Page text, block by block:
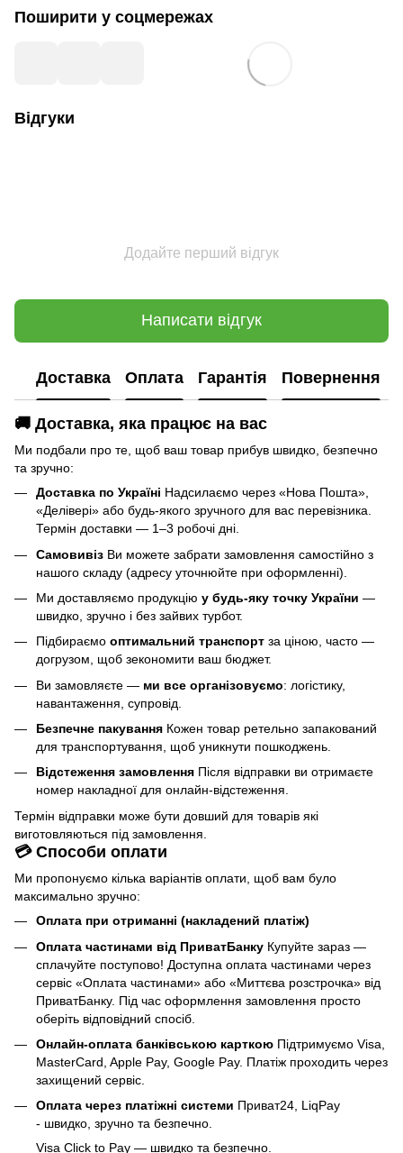
Поширити у соцмережах
Відгуки
Додайте перший відгук
Написати відгук
Доставка Оплата Гарантія Повернення
🚚 Доставка, яка працює на вас
Ми подбали про те, щоб ваш товар прибув швидко, безпечно
та зручно:
Доставка по Україні Надсилаємо через «Нова Пошта»,
«Делівері» або будь-якого зручного для вас перевізника.
Термін доставки — 1–3 робочі дні.
Самовивіз Ви можете забрати замовлення самостійно з
нашого складу (адресу уточнюйте при оформленні).
Ми доставляємо продукцію у будь-яку точку України —
швидко, зручно і без зайвих турбот.
Підбираємо оптимальний транспорт за ціною, часто —
догрузом, щоб зекономити ваш бюджет.
Ви замовляєте — ми все організовуємо: логістику,
навантаження, супровід.
Безпечне пакування Кожен товар ретельно запакований
для транспортування, щоб уникнути пошкоджень.
Відстеження замовлення Після відправки ви отримаєте
номер накладної для онлайн-відстеження.
Термін відправки може бути довший для товарів які
виготовляються під замовлення.
💳 Способи оплати
Ми пропонуємо кілька варіантів оплати, щоб вам було
максимально зручно:
Оплата при отриманні (накладений платіж)
Оплата частинами від ПриватБанку Купуйте зараз —
сплачуйте поступово! Доступна оплата частинами через
сервіс «Оплата частинами» або «Миттєва розстрочка» від
ПриватБанку. Під час оформлення замовлення просто
оберіть відповідний спосіб.
Онлайн-оплата банківською карткою Підтримуємо Visa,
MasterCard, Apple Pay, Google Pay. Платіж проходить через
захищений сервіс.
Оплата через платіжні системи Приват24, LiqPay
- швидко, зручно та безпечно.
Visa Click to Pay — швидко та безпечно.